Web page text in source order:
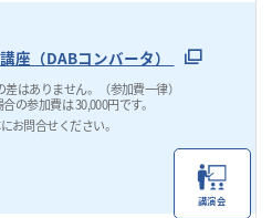
座（DABコンバータ）
はありません。（参加費一律）
の参加費は 30,000円です。
お問合せください。
講演会